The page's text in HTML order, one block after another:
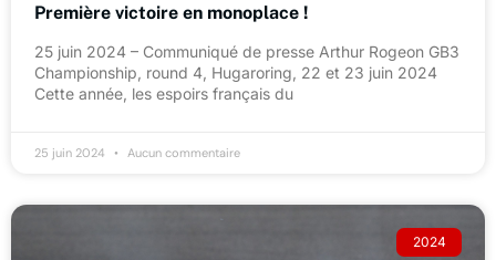
Première victoire en monoplace !
25 juin 2024 – Communiqué de presse Arthur Rogeon GB3
Championship, round 4, Hugaroring, 22 et 23 juin 2024
Cette année, les espoirs français du
25 juin 2024 Aucun commentaire
2024